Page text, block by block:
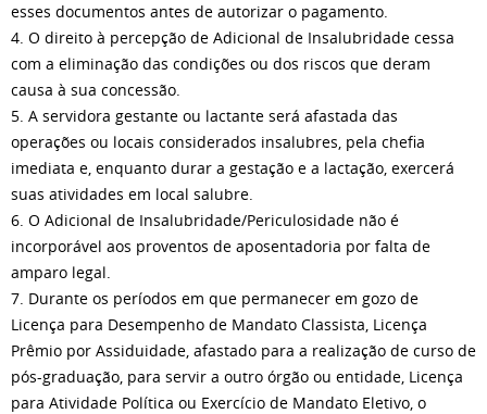
esses documentos antes de autorizar o pagamento.
4. O direito à percepção de Adicional de Insalubridade cessa
com a eliminação das condições ou dos riscos que deram
causa à sua concessão.
5. A servidora gestante ou lactante será afastada das
operações ou locais considerados insalubres, pela chefia
imediata e, enquanto durar a gestação e a lactação, exercerá
suas atividades em local salubre.
6. O Adicional de Insalubridade/Periculosidade não é
incorporável aos proventos de aposentadoria por falta de
amparo legal.
7. Durante os períodos em que permanecer em gozo de
Licença para Desempenho de Mandato Classista, Licença
Prêmio por Assiduidade, afastado para a realização de curso de
pós-graduação, para servir a outro órgão ou entidade, Licença
para Atividade Política ou Exercício de Mandato Eletivo, o